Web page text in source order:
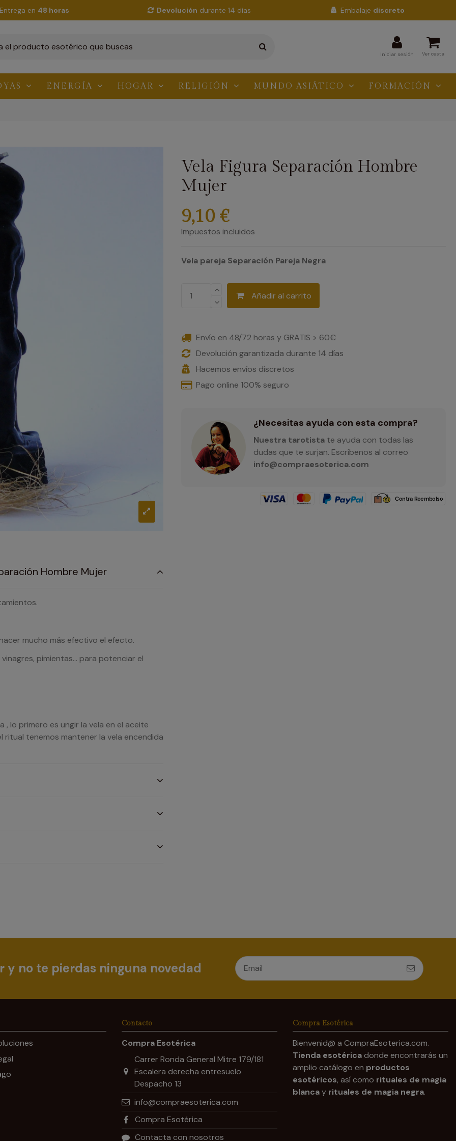
Entrega en 48 horas Devolución durante 14 días Embalaje discreto
Iniciar sesión Ver cesta
ENERGÍA HOGAR RELIGIÓN MUNDO ASIÁTICO FORMACIÓN
Vela Figura Separación Hombre
Mujer
9,10 €
Impuestos incluidos
Vela pareja Separación Pareja Negra
Añadir al carrito
Envío en 48/72 horas y GRATIS > 60€
Devolución garantizada durante 14 días
Hacemos envíos discretos
Pago online 100% seguro
¿Necesitas ayuda con esta compra?
Nuestra tarotista te ayuda con todas las
dudas que te surjan. Escríbenos al correo
info@compraesoterica.com
Hombre Mujer
mucho más efectivo el efecto.
pimientas… para potenciar el
lo primero es ungir la vela en el aceite
ritual tenemos mantener la vela encendida
y no te pierdas ninguna novedad
Contacto
Compra Esotérica
Carrer Ronda General Mitre 179/181
Escalera derecha entresuelo
Despacho 13
info@compraesoterica.com
Compra Esotérica
Contacta con nosotros
Compra Esotérica
Bienvenid@ a CompraEsoterica.com.
Tienda esotéricadonde encontrarás un
amplio catálogo en productos
esotéricos, así como rituales de magia
blancay rituales de magia negra.